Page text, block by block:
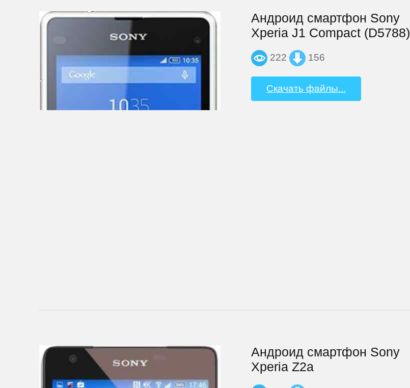
Андроид смартфон Sony
Xperia J1 Compact (D5788)
222 156
Скачать файлы...
Андроид смартфон Sony
Xperia Z2a
ПЛАНШЕТЫ
4Good
ASUS